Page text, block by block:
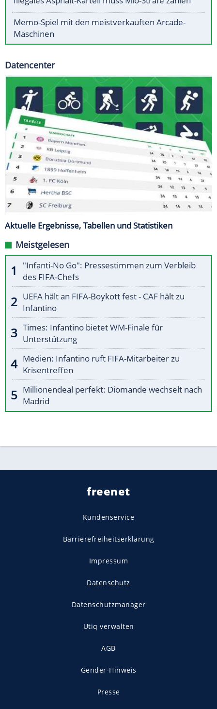
Memo-Spiel mit den meistverkauften Arcade-
Maschinen
Datencenter
Aktuelle Ergebnisse, Tabellen und Statistiken
Meistgelesen
"Infanti-No Go": Pressestimmen zum Verbleib
des FIFA-Chefs
UEFA hält an FIFA-Boykott fest - CAF hält zu
Infantino
Times: Infantino bietet WM-Finale für
Unterstützung
Medien: Infantino ruft FIFA-Mitarbeiter zu
Krisentreffen
Millionendeal perfekt: Diomande wechselt nach
Madrid
freenet
Kundenservice
Barrierefreiheitserklärung
Impressum
Datenschutz
Datenschutzmanager
Utiq verwalten
AGB
Gender-Hinweis
Presse